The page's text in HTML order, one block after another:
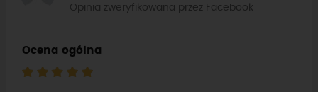
Ocena ogólna
Opinia zweryfikowana przez Facebook